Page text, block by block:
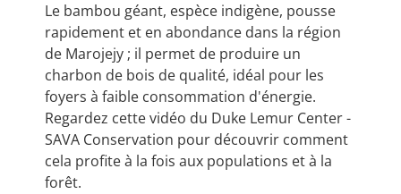
Le bambou géant, espèce indigène, pousse
rapidement et en abondance dans la région
de Marojejy ; il permet de produire un
charbon de bois de qualité, idéal pour les
foyers à faible consommation d'énergie.
Regardez cette vidéo du Duke Lemur Center -
SAVA Conservation pour découvrir comment
cela profite à la fois aux populations et à la
forêt.